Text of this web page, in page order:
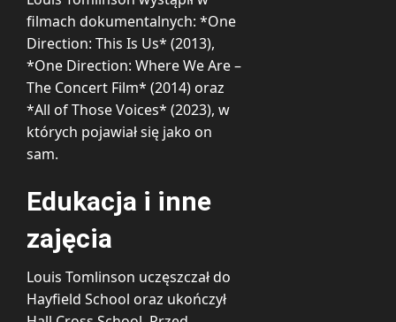
filmach dokumentalnych: *One
Direction: This Is Us* (2013),
*One Direction: Where We Are –
The Concert Film* (2014) oraz
*All of Those Voices* (2023), w
których pojawiał się jako on
sam.
Edukacja i inne
zajęcia
Louis Tomlinson uczęszczał do
Hayfield School oraz ukończył